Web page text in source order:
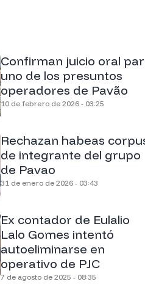
Confirman juicio oral
uno de los presuntos
operadores de Pavão
10 de febrero de 2026 - 03:25
Rechazan habeas
de integrante del grupo
de Pavao
31 de enero de 2026 - 03:43
Ex contador de Eulalio
Lalo Gomes intentó
autoeliminarse en
operativo de PJC
7 de agosto de 2025 - 08:35